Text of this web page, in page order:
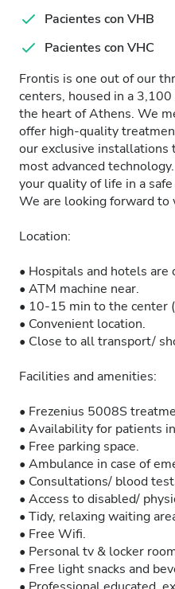
Pacientes con VHB
Pacientes con VHC
Frontis is one out of our
centers, housed in a
the heart of Athens. We
offer high-quality
our exclusive installations
most advanced
your quality of life in a
We are looking forward to
Location:
• Hospitals and hotels are
• ATM machine near.
• 10-15 min to the center
• Convenient location.
• Close to all transport/
Facilities and amenities:
• Frezenius 5008S
• Availability for patients
• Free parking space.
• Ambulance in case of
• Consultations/ blood
• Access to disabled/
• Tidy, relaxing waiting
• Free Wifi.
• Personal tv & locker
• Free light snacks and